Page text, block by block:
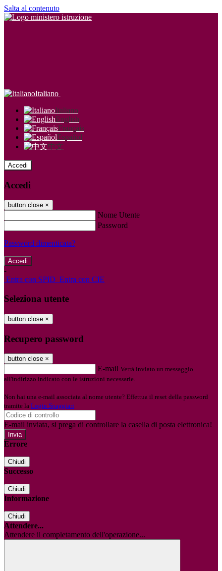
Salta al contenuto
Italiano
Italiano
English
Français
Español
中文
Accedi
Accedi
button close ×
Nome Utente
Password
Password dimenticata?
-
Entra con SPID Entra con CIE
Seleziona utente
button close ×
Recupero password
button close ×
E-mail Verrà inviato un messaggio
all'indirizzo indicato con le istruzioni necessarie.
Non hai una e-mail associata al nome utente? Effettua il reset della password
tramite la Login Spaggiari
E-mail inviata, si prega di controllare la casella di posta elettronica!
Errore
Chiudi
Successo
Chiudi
Informazione
Chiudi
Attendere...
Attendere il completamento dell'operazione...